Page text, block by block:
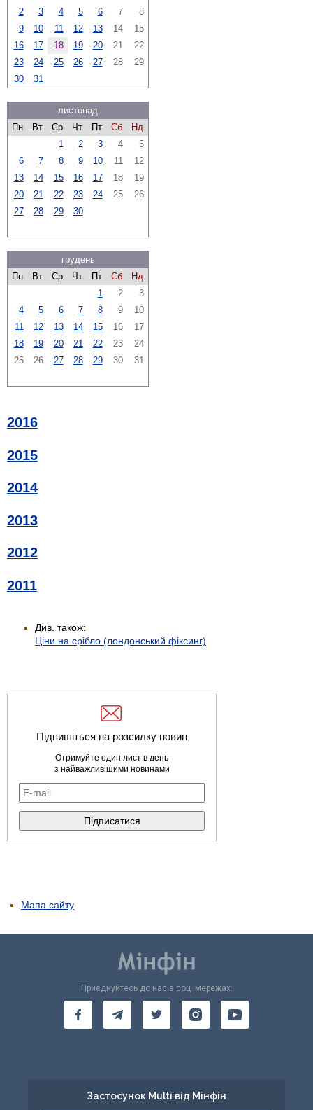
2 3 4 5 6 7
8
9
10 11 12 13 14
15
16
17 18 19 20 21
22
23
24 25 26 27 28
29
30
31
листопад
Пн
Вт Ср Чт Пт Сб
Нд
1
2 3 4
5
6
7 8 9 10 11
12
13
14 15 16 17 18
19
20
21 22 23 24 25
26
27
28 29 30
грудень
Пн
Вт Ср Чт Пт Сб
Нд
1
2
3
4
5 6 7 8 9
10
11
12 13 14 15 16
17
18
19 20 21 22 23
24
25
26 27 28 29 30 31
2016
2015
2014
2013
2012
2011
Див. також:
Ціни на срібло (лондонський фіксинг)
Підпишіться на розсилку новин
Отримуйте один лист в день
з найважливішими новинами
Мапа сайту
Приєднуйтесь до нас в соц. мережах:
Застосунок Multi від Мінфін